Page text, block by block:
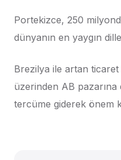
Portekizce, 250
dünyanın en yaygın
Brezilya ile artan
üzerinden AB
tercüme giderek önem